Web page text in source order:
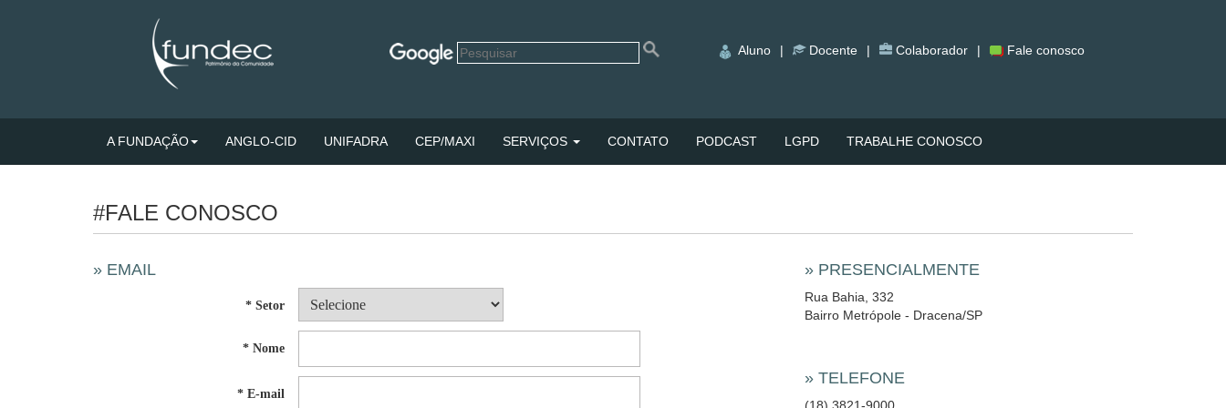
Aluno | Docente | Colaborador | Fale conosco
A FUNDAÇÃO ANGLO-CID UNIFADRA CEP/MAXI SERVIÇOS CONTATO PODCAST LGPD TRABALHE CONOSCO
#FALE CONOSCO
» EMAIL
* Setor
* Nome
* E-mail
» PRESENCIALMENTE
Rua Bahia, 332
Bairro Metrópole - Dracena/SP
» TELEFONE